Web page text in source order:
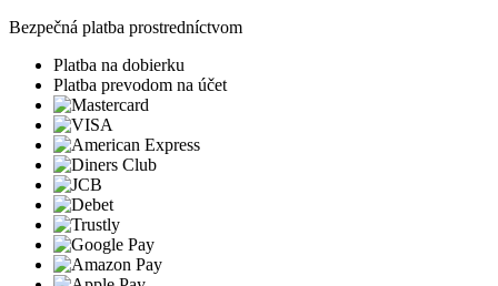
Bezpečná platba prostredníctvom
Platba na dobierku
Platba prevodom na účet